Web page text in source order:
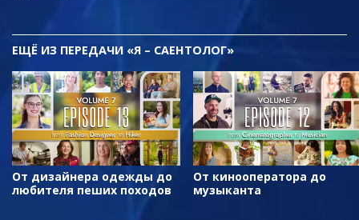
ЕЩЁ ИЗ ПЕРЕДАЧИ «Я – САЕНТОЛОГ»
От дизайнера одежды до
любителя пеших походов
От кинооператора до
музыканта